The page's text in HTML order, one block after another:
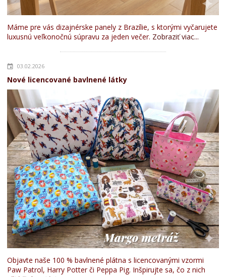
Máme pre vás dizajnérske panely z Brazílie, s ktorými vyčarujete
luxusnú veľkonočnú súpravu za jeden večer. Zobraziť viac...
03.02.2026
Nové licencované bavlnené látky
Objavte naše 100 % bavlnené plátna s licencovanými vzormi
Paw Patrol, Harry Potter či Peppa Pig. Inšpirujte sa, čo z nich